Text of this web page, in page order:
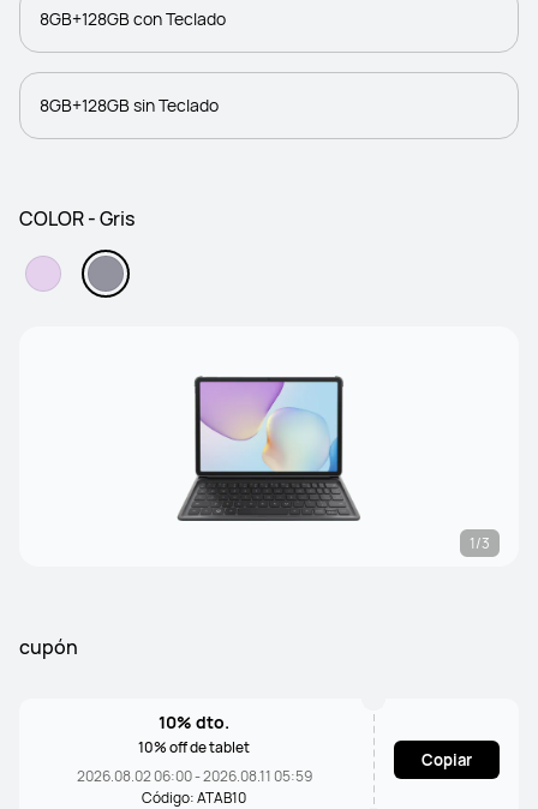
8GB+128GB con Teclado
8GB+128GB sin Teclado
COLOR - Gris
1/3
cupón
10% dto.
10% off de tablet
2026.08.02 06:00 - 2026.08.11 05:59
Código: ATAB10
Copiar